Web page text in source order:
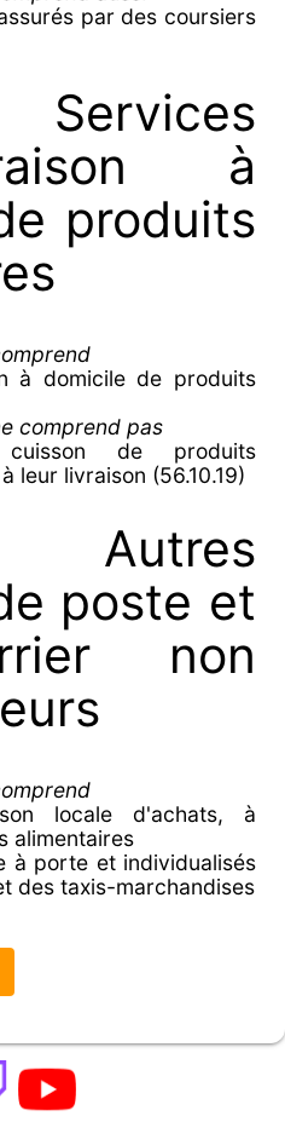
par des coursiers
Services
à
produits
à domicile de produits
comprend pas
de produits
leur livraison (56.10.19)
Autres
poste et
non
locale d'achats, à
alimentaires
à porte et individualisés
des taxis-marchandises